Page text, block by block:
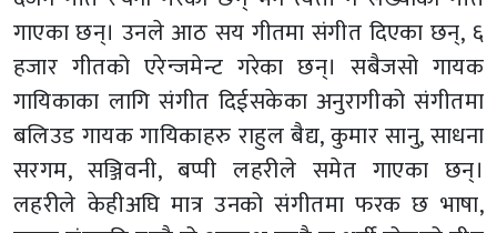
गाएका छन्। उनले आठ सय गीतमा संगीत दिएका छन्, ६
हजार गीतको एरेन्जमेन्ट गरेका छन्। सबैजसो गायक
गायिकाका लागि संगीत दिईसकेका अनुरागीको संगीतमा
बलिउड गायक गायिकाहरु राहुल बैद्य, कुमार सानु, साधना
सरगम, सञ्जिवनी, बप्पी लहरीले समेत गाएका छन्।
लहरीले केहीअघि मात्र उनको संगीतमा फरक छ भाषा,